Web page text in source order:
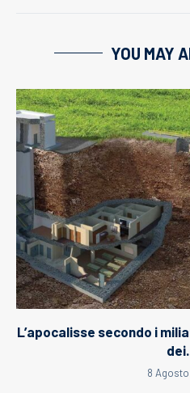
YOU MAY
L’apocalisse secondo i
8